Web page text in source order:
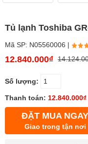
Tủ lạnh Toshiba
Mã SP: N05560006 |
12.840.000₫
Số lượng:
Thanh toán: 12.840.000₫
ĐẶT MUA NGAY
Giao trong tận nơi